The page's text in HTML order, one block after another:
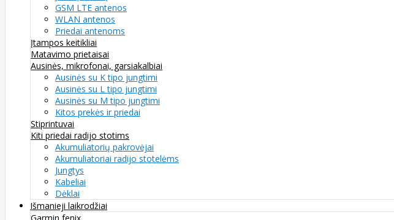
GSM LTE antenos
WLAN antenos
Priedai antenoms
Įtampos keitikliai
Matavimo prietaisai
Ausinės, mikrofonai, garsiakalbiai
Ausinės su K tipo jungtimi
Ausinės su L tipo jungtimi
Ausinės su M tipo jungtimi
Kitos prekės ir priedai
Stiprintuvai
Kiti priedai radijo stotims
Akumuliatorių pakrovėjai
Akumuliatoriai radijo stotelėms
Jungtys
Kabeliai
Dėklai
Išmanieji laikrodžiai
Garmin fenix